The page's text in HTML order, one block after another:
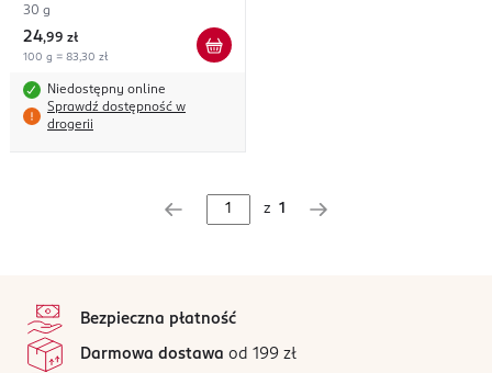
30 g
24,99 zł
100 g = 83,30 zł
Niedostępny online
Sprawdź dostępność w
drogerii
z 1
Bezpieczna płatność
Darmowa dostawa od 199 zł